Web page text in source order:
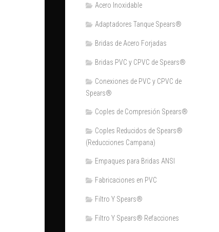
Acero Inoxidable
Adaptadores Tanque Spears®
Bridas de Acero Forjadas
Bridas PVC y CPVC de Spears®
Conexiones de PVC y CPVC de
Spears®
Coples de Compresión Spears®
Coples Reducidos de Spears®
(Reducciones Campana)
Empaques para Bridas ANSI
Fabricaciones en PVC
Filtro Y Spears®
Filtro Y Spears® Refacciones